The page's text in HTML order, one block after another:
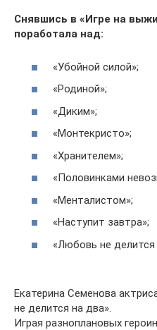
Снявшись в «Игре на
поработала над:
«Убойной силой»;
«Родиной»;
«Диким»;
«Монтекристо»;
«Хранителем»;
«Половинками
«Менталистом»;
«Наступит завтра»;
«Любовь не делится
Екатерина Семенова
не делится на два».
Играя разноплановых